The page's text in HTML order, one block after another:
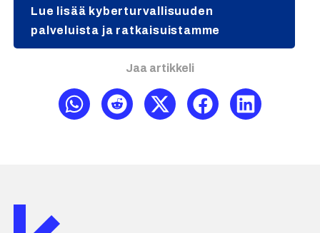
Lue lisää kyberturvallisuuden
palveluista ja ratkaisuistamme
Jaa artikkeli